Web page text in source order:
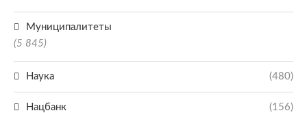
Муниципалитеты
(5 845)
Наука (480)
Нацбанк (156)